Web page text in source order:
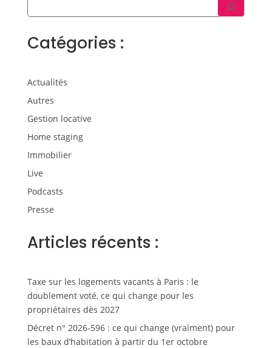
Catégories :
Actualités
Autres
Gestion locative
Home staging
Immobilier
Live
Podcasts
Presse
Articles récents :
Taxe sur les logements vacants à Paris : le
doublement voté, ce qui change pour les
propriétaires dès 2027
Décret n° 2026-596 : ce qui change (vraiment) pour
les baux d’habitation à partir du 1er octobre